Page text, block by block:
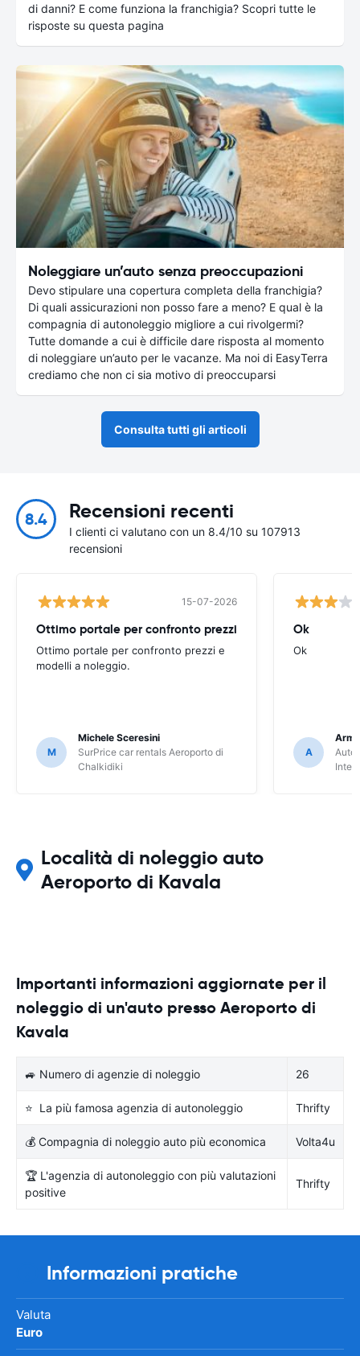
di danni? E come funziona la franchigia? Scopri tutte le
risposte su questa pagina
Noleggiare un’auto senza preoccupazioni
Devo stipulare una copertura completa della franchigia?
Di quali assicurazioni non posso fare a meno? E qual è la
compagnia di autonoleggio migliore a cui rivolgermi?
Tutte domande a cui è difficile dare risposta al momento
di noleggiare un’auto per le vacanze. Ma noi di EasyTerra
crediamo che non ci sia motivo di preoccuparsi
Consulta tutti gli articoli
8.4 Recensioni recenti
I clienti ci valutano con un 8.4/10 su 107913
recensioni
15-07-2026
Ottimo portale per confronto prezzi
Ottimo portale per confronto prezzi e
modelli a noleggio.
M
Michele Sceresini
SurPrice car rentals Aeroporto di
Chalkidiki
Ok
Ok
A
Località di noleggio auto
Aeroporto di Kavala
Importanti informazioni aggiornate per il
noleggio di un'auto presso Aeroporto di
Kavala
🚙 Numero di agenzie di noleggio 26
⭐ La più famosa agenzia di autonoleggio Thrifty
💰 Compagnia di noleggio auto più economica Volta4u
🏆 L'agenzia di autonoleggio con più valutazioni
positive
Thrifty
Informazioni pratiche
Valuta
Euro